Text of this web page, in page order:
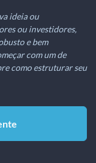
ideia ou
ou investidores,
e bem
com um de
como estruturar seu